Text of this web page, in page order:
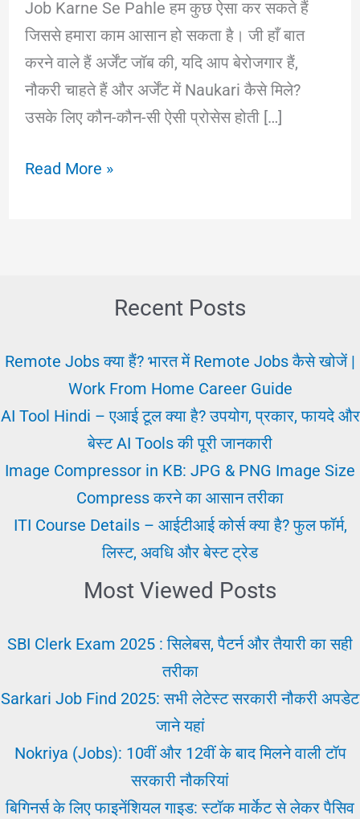
Job Karne Se Pahle हम कुछ ऐसा कर सकते हैं
जिससे हमारा काम आसान हो सकता है। जी हाँ बात
करने वाले हैं अर्जेंट जॉब की, यदि आप बेरोजगार हैं,
नौकरी चाहते हैं और अर्जेंट में Naukari कैसे मिले?
उसके लिए कौन-कौन-सी ऐसी प्रोसेस होती […]
जॉब
अर्जेंट
मिले।
Karne
Pahle
Read More »
Recent Posts
Remote Jobs क्या हैं? भारत में Remote Jobs कैसे खोजें |
Work From Home Career Guide
AI Tool Hindi – एआई टूल क्या है? उपयोग, प्रकार, फायदे और
बेस्ट AI Tools की पूरी जानकारी
Image Compressor in KB: JPG & PNG Image Size
Compress करने का आसान तरीका
ITI Course Details – आईटीआई कोर्स क्या है? फुल फॉर्म,
लिस्ट, अवधि और बेस्ट ट्रेड
Most Viewed Posts
SBI Clerk Exam 2025 : सिलेबस, पैटर्न और तैयारी का सही
तरीका
Sarkari Job Find 2025: सभी लेटेस्ट सरकारी नौकरी अपडेट
जाने यहां
Nokriya (Jobs): 10वीं और 12वीं के बाद मिलने वाली टॉप
सरकारी नौकरियां
बिगिनर्स के लिए फाइनेंशियल गाइड: स्टॉक मार्केट से लेकर पैसिव